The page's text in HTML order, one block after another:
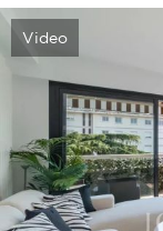
Video